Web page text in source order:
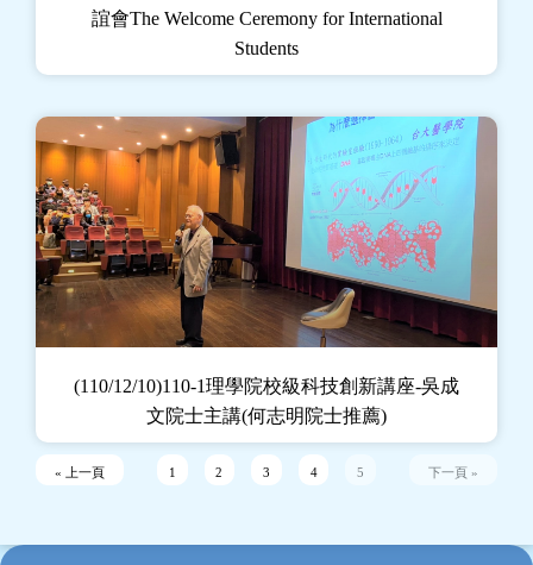
誼會The Welcome Ceremony for International
Students
(110/12/10)110-1理學院校級科技創新講座-吳成
文院士主講(何志明院士推薦)
« 上一頁 1 2 3 4 5 下一頁 »